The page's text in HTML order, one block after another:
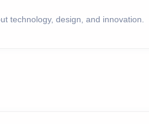
technology, design, and innovation.